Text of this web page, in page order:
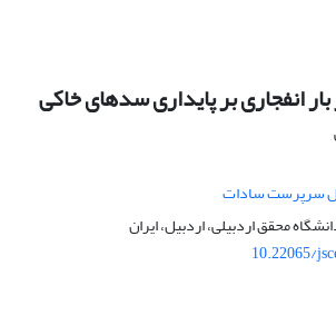
انفجاری بر پایداری سدهای خاکی
سرپرست سادات
محقق اردبیلی، اردبیل، ایران
10.22065/